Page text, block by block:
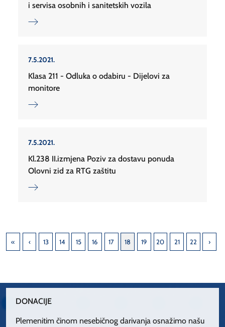
i servisa osobnih i sanitetskih vozila
7.5.2021.
Klasa 211 - Odluka o odabiru - Dijelovi za
monitore
7.5.2021.
Kl.238 II.izmjena Poziv za dostavu ponuda
Olovni zid za RTG zaštitu
13 14 15 16 17 18 19 20 21 22
DONACIJE
Plemenitim činom nesebičnog darivanja osnažimo našu